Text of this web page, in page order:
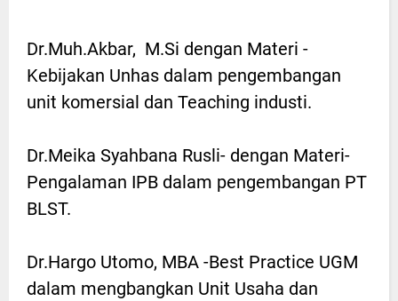
Dr.Muh.Akbar, M.Si dengan Materi -
Kebijakan Unhas dalam pengembangan
unit komersial dan Teaching industi.
Dr.Meika Syahbana Rusli- dengan Materi-
Pengalaman IPB dalam pengembangan PT
BLST.
Dr.Hargo Utomo, MBA -Best Practice UGM
dalam mengbangkan Unit Usaha dan